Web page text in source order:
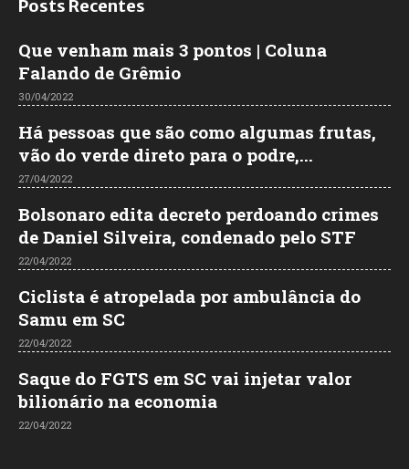
Posts Recentes
Que venham mais 3 pontos | Coluna
Falando de Grêmio
30/04/2022
Há pessoas que são como algumas frutas,
vão do verde direto para o podre,...
27/04/2022
Bolsonaro edita decreto perdoando crimes
de Daniel Silveira, condenado pelo STF
22/04/2022
Ciclista é atropelada por ambulância do
Samu em SC
22/04/2022
Saque do FGTS em SC vai injetar valor
bilionário na economia
22/04/2022